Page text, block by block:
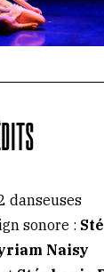
danseuses
sonore :
Naisy